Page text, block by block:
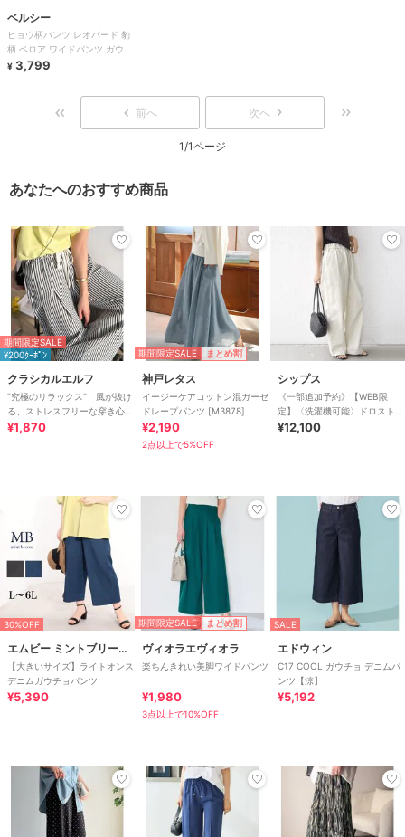
ベルシー
ヒョウ柄パンツ レオパード 豹
柄 ベロア ワイドパンツ ガウチ
ョ 韓国 きれいめ 黒 レディー
¥ 3,799
前へ 次へ
1/1ページ
あなたへのおすすめ商品
期間限定SALE
¥200ｸｰﾎﾟﾝ
クラシカルエルフ
”究極のリラックス” 風が抜け
る、ストレスフリーな穿き心
地。サッカー素材タックワイド
¥1,870
期間限定SALE まとめ割
神戸レタス
イージーケアコットン混ガーゼ
ドレープパンツ [M3878]
¥2,190
2点以上で5%OFF
シップス
《一部追加予約》【WEB限
定】〈洗濯機可能〉ドロスト
ベイカー パンツ
¥12,100
30%OFF
エムビー ミントブリーズ
【大きいサイズ】ライトオンス
デニムガウチョパンツ
¥5,390
期間限定SALE まとめ割
ヴィオラエヴィオラ
楽ちんきれい美脚ワイドパンツ
¥1,980
3点以上で10%OFF
SALE
エドウィン
C17 COOL ガウチョ デニムパ
ンツ【涼】
¥5,192